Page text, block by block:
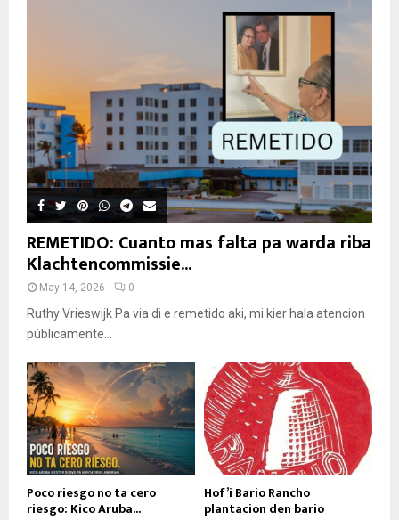
REMETIDO: Cuanto mas falta pa warda riba
Klachtencommissie...
May 14, 2026 0
Ruthy Vrieswijk Pa via di e remetido aki, mi kier hala atencion
públicamente...
Poco riesgo no ta cero
riesgo: Kico Aruba...
Hof’i Bario Rancho
plantacion den bario